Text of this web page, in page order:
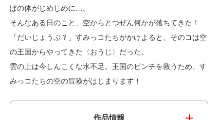
ぽの体がじめじめに…。
そんなある日のこと、空からとつぜん何かが落ちてきた！
「だいじょうぶ？」すみっコたちがかけよると、そのコは空
の王国からやってきた〈おうじ〉だった。
雲の上は今しんこくな水不足。王国のピンチを救うため、す
みっコたちの空の冒険がはじまります！
作品情報